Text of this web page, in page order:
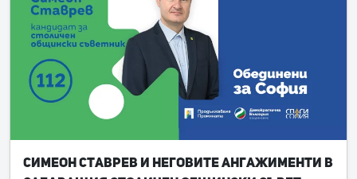
Симеон Ставрев и неговите ангажименти в